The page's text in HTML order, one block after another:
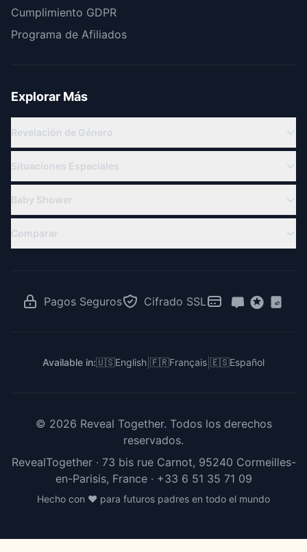
Cumplimiento GDPR
Programa de Afiliados
Explorar Más
Revelación de Género
Temas de Revelación de Género
Cuenta Regresiva Revelación
Ideas de Revelación
Situaciones Especiales
Revelación a Distancia
Revelación de Gemelos
Revelación en el Trabajo
Baby Shower
Comparar
RevealTogether vs Zoom
Pagos Seguros Cifrado SSL
Available in:🇺🇸English 🇫🇷Français 🇪🇸Español
© 2026 Reveal Together. Todos los derechos
reservados.
RevealTogether · 73 bis rue Carnot, 95240 Cormeilles-
en-Parisis, France · +33 6 51 35 71 09
Hecho con ❤️ para futuros padres en todo el mundo